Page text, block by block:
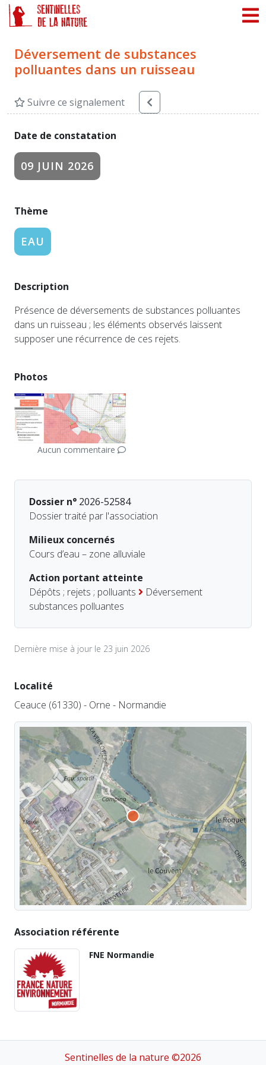
Déversement de substances
polluantes dans un ruisseau
Suivre ce signalement
Date de constatation
09 JUIN 2026
Thème
EAU
Description
Présence de déversements de substances polluantes
dans un ruisseau ; les éléments observés laissent
supposer une récurrence de ces rejets.
Photos
Aucun commentaire
Dossier n° 2026-52584
Dossier traité par l'association
Milieux concernés
Cours d’eau – zone alluviale
Action portant atteinte
Dépôts ; rejets ; polluants
Déversement
substances polluantes
Dernière mise à jour le 23 juin 2026
Localité
Ceauce (61330) - Orne - Normandie
Association référente
FNE Normandie
Sentinelles de la nature ©2026
Panneau de gestion des cookies